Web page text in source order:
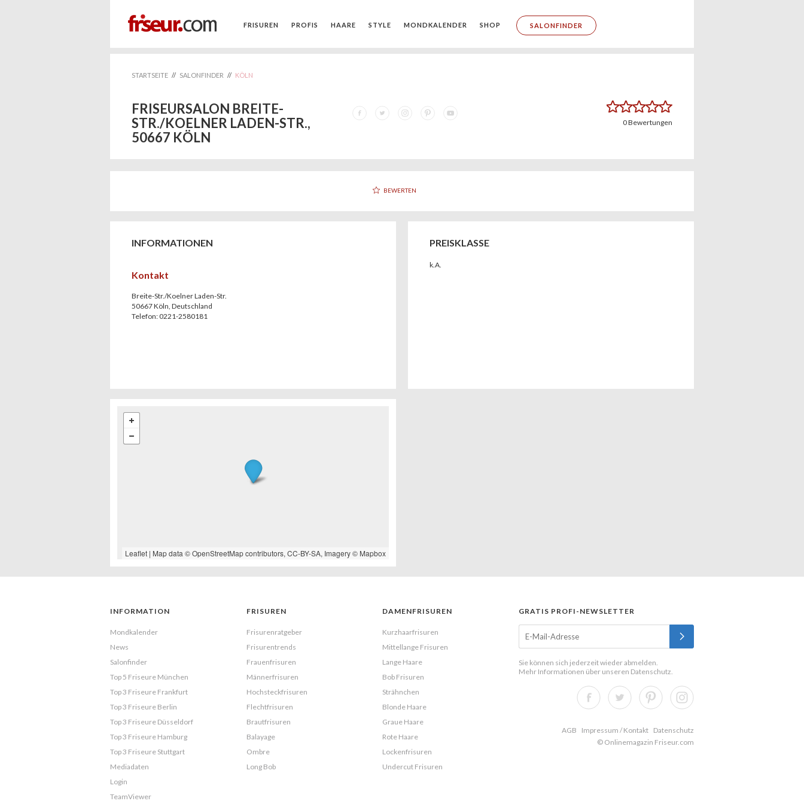
FRISUREN PROFIS HAARE STYLE MONDKALENDER SHOP SALONFINDER
STARTSEITE // SALONFINDER // KÖLN
FRISEURSALON BREITE-
STR./KOELNER LADEN-STR.,
50667 KÖLN
0Bewertungen
BEWERTEN
INFORMATIONEN
Kontakt
Breite-Str./Koelner Laden-Str.
50667Köln, Deutschland
Telefon: 0221-2580181
PREISKLASSE
k.A.
Leaflet| Map data ©OpenStreetMapcontributors, CC-BY-SA, Imagery © Mapbox
INFORMATION
Mondkalender
News
Salonfinder
Top 5 Friseure München
Top 3 Friseure Frankfurt
Top 3 Friseure Berlin
Top 3 Friseure Düsseldorf
Top 3 Friseure Hamburg
Top 3 Friseure Stuttgart
Mediadaten
Login
TeamViewer
FRISUREN
Frisurenratgeber
Frisurentrends
Frauenfrisuren
Männerfrisuren
Hochsteckfrisuren
Flechtfrisuren
Brautfrisuren
Balayage
Ombre
Long Bob
DAMENFRISUREN
Kurzhaarfrisuren
Mittellange Frisuren
Lange Haare
Bob Frisuren
Strähnchen
Blonde Haare
Graue Haare
Rote Haare
Lockenfrisuren
Undercut Frisuren
GRATIS PROFI-NEWSLETTER
Sie können sich jederzeit wieder abmelden.
Mehr Informationen über unseren Datenschutz.
AGB Impressum / Kontakt
Datenschutz
© Onlinemagazin Friseur.com